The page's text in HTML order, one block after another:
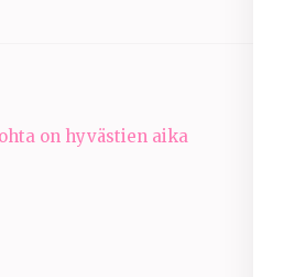
on hyvästien aika